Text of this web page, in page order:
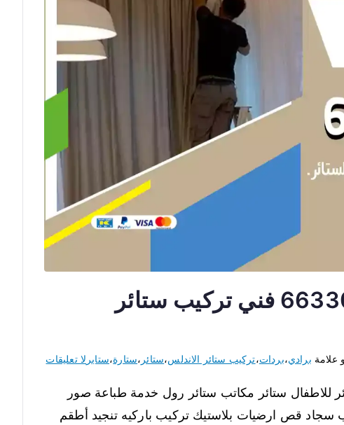
تركيب ستائر الاندلس 66330441 فني تركيب ستائر
علامة برادي،بردات،تركيب ستائر الاندلس،ستائر ،ستارة،ستاير لا تعليقات
للاطفال ستائر مكاتب ستائر رول خدمة طباعة صور
قص ارضيات بلاستيك تركيب باركيه تنجيد أطقم